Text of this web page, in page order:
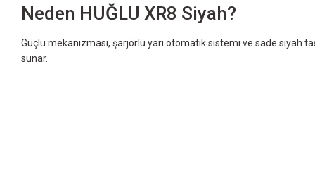
Neden HUĞLU XR8 Siyah?
Güçlü mekanizması, şarjörlü yarı otomatik sistemi ve sade siyah
sunar.